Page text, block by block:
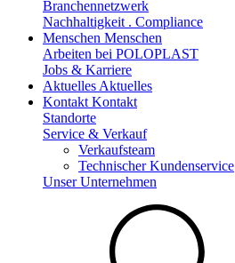
Branchennetzwerk
Nachhaltigkeit . Compliance
Menschen Menschen
Arbeiten bei POLOPLAST
Jobs & Karriere
Aktuelles Aktuelles
Kontakt Kontakt
Standorte
Service & Verkauf
Verkaufsteam
Technischer Kundenservice
Unser Unternehmen